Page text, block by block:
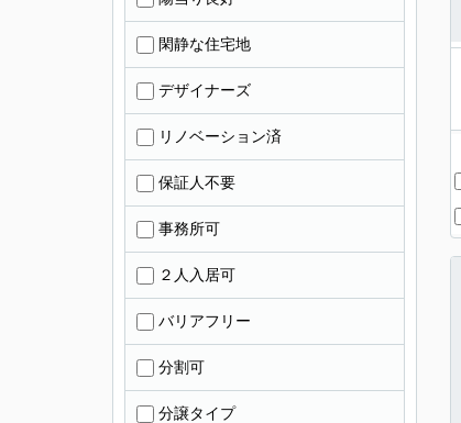
閑静な住宅地
デザイナーズ
リノベーション済
保証人不要
事務所可
２人入居可
バリアフリー
分割可
分譲タイプ